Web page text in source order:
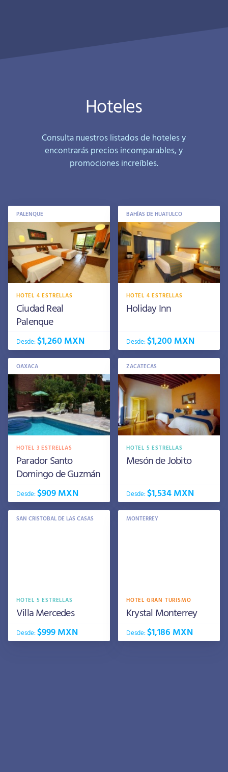
Hoteles
Consulta nuestros listados de hoteles y
encontrarás precios incomparables, y
promociones increíbles.
PALENQUE
HOTEL 4 ESTRELLAS
Ciudad Real
Palenque
Desde:$1,260 MXN
BAHÍAS DE HUATULCO
HOTEL 4 ESTRELLAS
Holiday Inn
Desde:$1,200 MXN
OAXACA
HOTEL 3 ESTRELLAS
Parador Santo
Domingo de Guzmán
Desde:$909 MXN
ZACATECAS
HOTEL 5 ESTRELLAS
Mesón de Jobito
Desde:$1,534 MXN
SAN CRISTOBAL DE LAS CASAS
HOTEL 5 ESTRELLAS
Villa Mercedes
Desde:$999 MXN
MONTERREY
HOTEL GRAN TURISMO
Krystal Monterrey
Desde:$1,186 MXN